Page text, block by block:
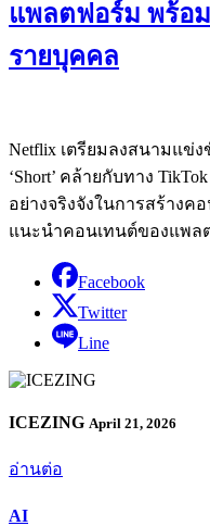
แพลตฟอร์ม พร้อ
รายบุคคล
Netflix เตรียมลงสนามแข่
‘Short’ คล้ายกับทาง
อย่างจริงจังในการสร้างค
แนะนำคอนเทนต์ของแพล
Facebook
Twitter
Line
ICEZING April 21, 2026
อ่านต่อ
AI